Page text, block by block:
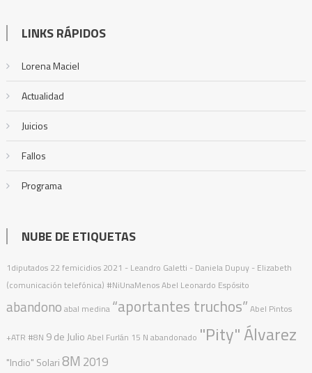
LINKS RÁPIDOS
Lorena Maciel
Actualidad
Juicios
Fallos
Programa
NUBE DE ETIQUETAS
1diputados 22 femicidios 2021 - Leandro Galetti - Daniela Dupuy - Elizabeth
(comunicación telefónica) #NiUnaMenosAbel Leonardo Espósito
abandono abal medina “aportantes truchos” Abel Pintos
+ATR #8N 9 de Julio Abel Furlán 15 N abandonado "Pity" Álvarez
"Indio" Solari8M 2019